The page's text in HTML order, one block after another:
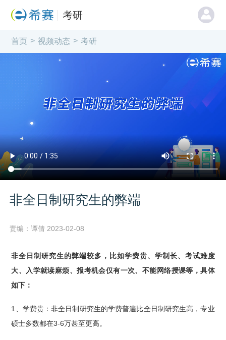
考研
首页 > 视频动态 > 考研
非全日制研究生的弊端
责编：谭倩 2023-02-08
非全日制研究生的弊端较多，比如学费贵、学制长、考试难度
大、入学就读麻烦、报考机会仅有一次、不能网络授课等，具体
如下：
1、学费贵：非全日制研究生的学费普遍比全日制研究生高，专业
硕士多数都在3-6万甚至更高。